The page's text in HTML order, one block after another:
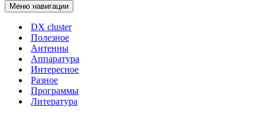
Меню навигации
DX cluster
Полезное
Антенны
Аппаратура
Интересное
Разное
Программы
Литература